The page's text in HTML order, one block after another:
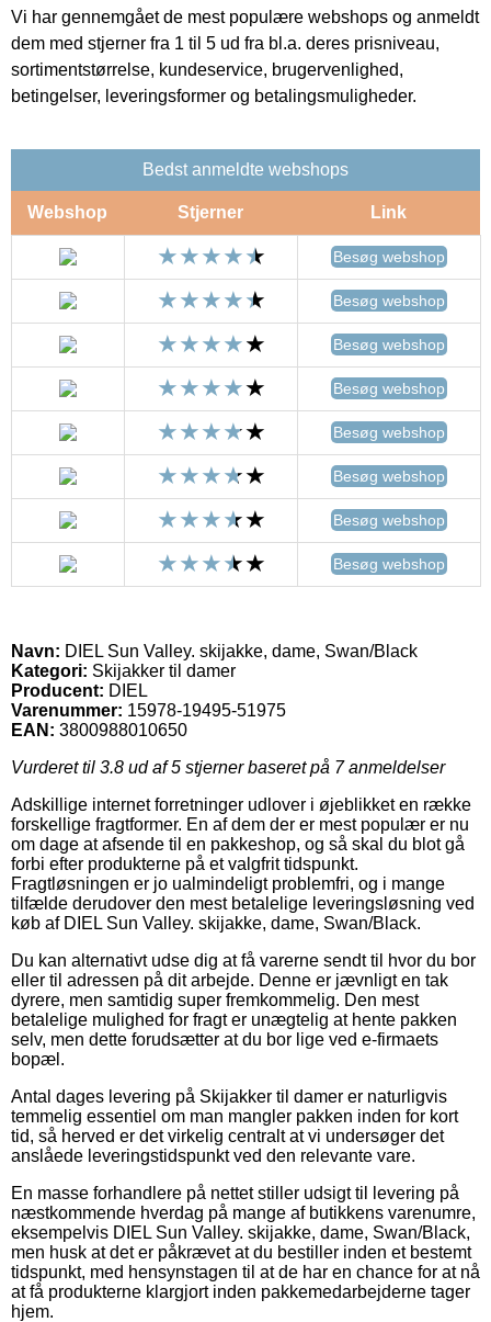
Vi har gennemgået de mest populære webshops og anmeldt
dem med stjerner fra 1 til 5 ud fra bl.a. deres prisniveau,
sortimentstørrelse, kundeservice, brugervenlighed,
betingelser, leveringsformer og betalingsmuligheder.
Bedst anmeldte webshops
Webshop Stjerner Link
Besøg webshop
Besøg webshop
Besøg webshop
Besøg webshop
Besøg webshop
Besøg webshop
Besøg webshop
Besøg webshop
Navn: DIEL Sun Valley. skijakke, dame, Swan/Black
Kategori: Skijakker til damer
Producent: DIEL
Varenummer: 15978-19495-51975
EAN: 3800988010650
Vurderet til 3.8 ud af 5 stjerner baseret på 7anmeldelser
Adskillige internet forretninger udlover i øjeblikket en række
forskellige fragtformer. En af dem der er mest populær er nu
om dage at afsende til en pakkeshop, og så skal du blot gå
forbi efter produkterne på et valgfrit tidspunkt.
Fragtløsningen er jo ualmindeligt problemfri, og i mange
tilfælde derudover den mest betalelige leveringsløsning ved
køb af DIEL Sun Valley. skijakke, dame, Swan/Black.
Du kan alternativt udse dig at få varerne sendt til hvor du bor
eller til adressen på dit arbejde. Denne er jævnligt en tak
dyrere, men samtidig super fremkommelig. Den mest
betalelige mulighed for fragt er unægtelig at hente pakken
selv, men dette forudsætter at du bor lige ved e-firmaets
bopæl.
Antal dages levering på Skijakker til damer er naturligvis
temmelig essentiel om man mangler pakken inden for kort
tid, så herved er det virkelig centralt at vi undersøger det
anslåede leveringstidspunkt ved den relevante vare.
En masse forhandlere på nettet stiller udsigt til levering på
næstkommende hverdag på mange af butikkens varenumre,
eksempelvis DIEL Sun Valley. skijakke, dame, Swan/Black,
men husk at det er påkrævet at du bestiller inden et bestemt
tidspunkt, med hensynstagen til at de har en chance for at nå
at få produkterne klargjort inden pakkemedarbejderne tager
hjem.